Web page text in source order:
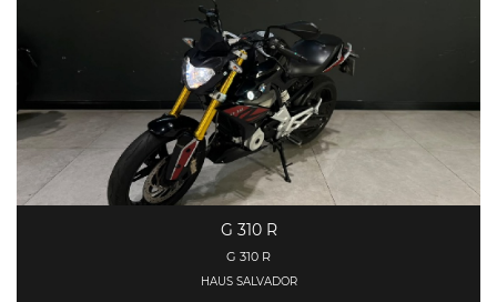
G 310 R
G 310 R
HAUS SALVADOR